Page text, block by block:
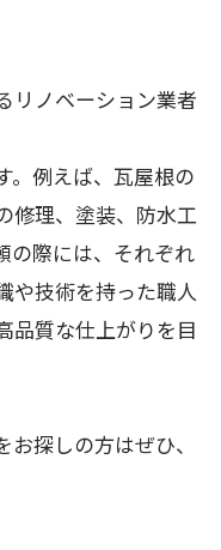
リノベーション業者
。例えば、瓦屋根の
修理、塗装、防水工
の際には、それぞれ
や技術を持った職人
品質な仕上がりを目
探しの方はぜひ、